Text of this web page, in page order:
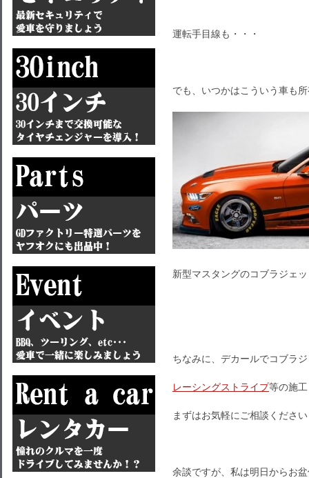
運転手目線も・・・
でも、いつかはこういう車も
新型マスタングのコブラジェ
ちなみに、デカールでコブラ
レーシングストライプ等の施
まずはお気軽にご相談ください
余談ですが、私は明日からお